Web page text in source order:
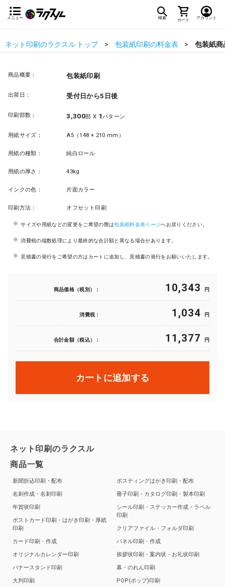
メニュー 検索 カート アカウント
ネット印刷のラクスル トップ 包装紙印刷の料金表 包装紙商
商品概要： 包装紙印刷
出荷日： 受付日から5日後
印刷部数： 3,300部 X 1パターン
用紙サイズ： A5（148 × 210 mm）
用紙の種類： 純白ロール
用紙の厚さ： 43kg
インクの色： 片面カラー
印刷方法： オフセット印刷
サイズや用紙などの変更をご希望の際は包装紙料金表ページへお戻りください。
消費税の端数処理により最終的な合計額と異なる場合があります。
見積書の発行をご希望の方はカートに追加し、見積書の発行をお願いいたします。
商品価格（税別）： 10,343 円
消費税： 1,034 円
合計金額（税込）： 11,377 円
カートに追加する
ネット印刷のラクスル
商品一覧
新聞折込印刷・配布
名刺作成・名刺印刷
年賀状印刷
ポストカード印刷・はがき印刷・厚紙
印刷
カード印刷・作成
オリジナルカレンダー印刷
バナースタンド印刷
大判印刷
ポスティングはがき印刷・配布
冊子印刷・カタログ印刷・製本印刷
シール印刷・ステッカー作成・ラベル
印刷
クリアファイル・フォルダ印刷
パネル印刷・作成
挨拶状印刷・案内状・お礼状印刷
幕・のれん印刷
POP(ポップ)印刷